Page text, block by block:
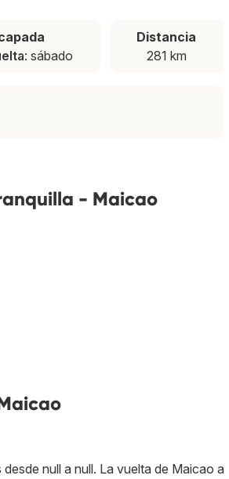
: sábado
Distancia
281 km
- Maicao
null a null. La vuelta de Maicao a